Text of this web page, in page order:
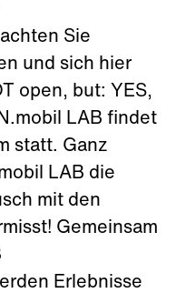
Sie
und sich hier
open, but: YES,
LAB findet
statt. Ganz
LAB die
mit den
Gemeinsam
Erlebnisse